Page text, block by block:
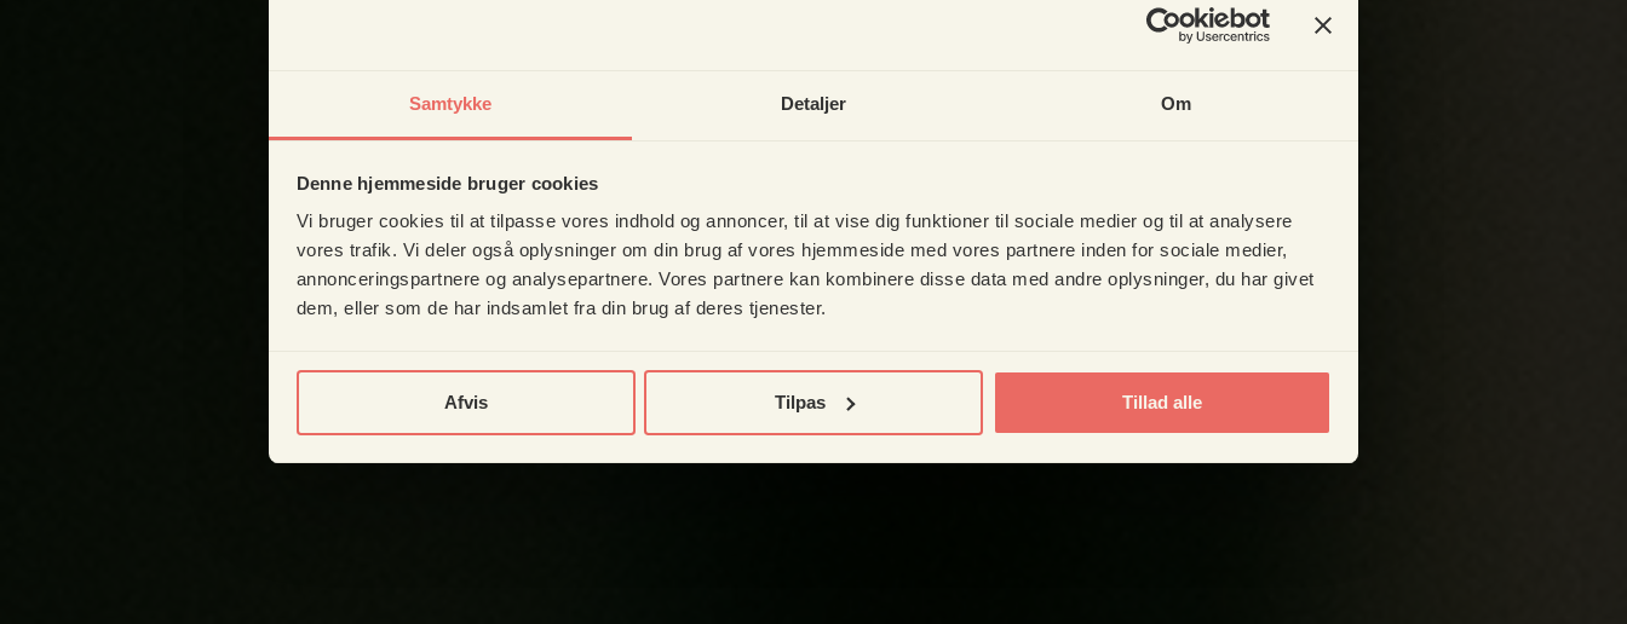
Samtykke Detaljer Om
Denne hjemmeside bruger cookies
Vi bruger cookies til at tilpasse vores indhold og annoncer, til at vise dig funktioner til sociale medier og til at analysere
vores trafik. Vi deler også oplysninger om din brug af vores hjemmeside med vores partnere inden for sociale medier,
annonceringspartnere og analysepartnere. Vores partnere kan kombinere disse data med andre oplysninger, du har givet
dem, eller som de har indsamlet fra din brug af deres tjenester.
Afvis Tilpas Tillad alle